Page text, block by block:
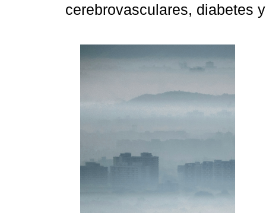
cerebrovasculares, diabetes